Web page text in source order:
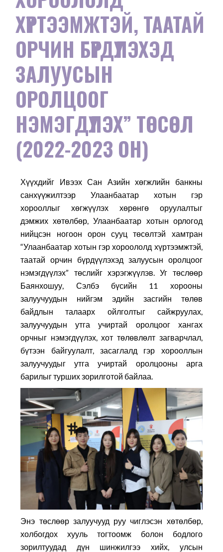
ХҮРТЭЭМЖТЭЙ, ТААТАЙ
ОРЧИН БҮРДҮҮЛЭХЭД
ЗАЛУУСЫН
ОРОЛЦООГ
НЭМЭГДҮҮЛЭХ” ТӨСӨЛ
(2022-2023 ОН)
Хүүхдийг Ивээх Сан Азийн хөгжлийн банкны
санхүүжилтээр Улаанбаатар хотын гэр
хорооллыг хөгжүүлэх хөрөнгө оруулалтыг
дэмжих хөтөлбөр, Улаанбаатар хотын орлогод
нийцсэн ногоон орон сууц төсөлтэй хамтран
“Улаанбаатар хотын гэр хороололд хүртээмжтэй,
таатай орчин бүрдүүлэхэд залуусын оролцоог
нэмэгдүүлэх” төслийг хэрэгжүүлэв. Уг төслөөр
Баянхошуу, Сэлбэ бүсийн 11 хорооны
залуучуудын нийгэм эдийн засгийн төлөв
байдлын талаарх ойлголтыг сайжруулах,
залуучуудын утга учиртай оролцоог хангах
орчныг нэмэгдүүлэх, хот төлөвлөлт загварчлал,
бүтээн байгуулалт, засаглалд гэр хорооллын
залуучуудыг утга учиртай оролцооны арга
барилыг турших зорилготой байлаа.
Энэ төслөөр залуучууд руу чиглэсэн хөтөлбөр,
холбогдох хууль тогтоомж болон бодлого
зорилтуудад дүн шинжилгээ хийх, улсын